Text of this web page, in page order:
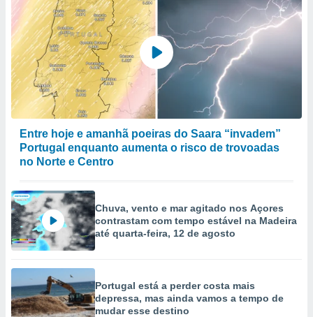
Entre hoje e amanhã poeiras do Saara “invadem”
Portugal enquanto aumenta o risco de trovoadas
no Norte e Centro
Chuva, vento e mar agitado nos Açores
contrastam com tempo estável na Madeira
até quarta-feira, 12 de agosto
Portugal está a perder costa mais
depressa, mas ainda vamos a tempo de
mudar esse destino